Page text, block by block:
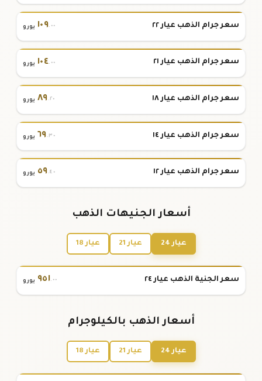
سعر جرام الذهب عيار ٢٢ ١٠٩.٠٠ يورو
سعر جرام الذهب عيار ٢١ ١٠٤.٠٠ يورو
سعر جرام الذهب عيار ١٨ ٨٩.٢٠ يورو
سعر جرام الذهب عيار ١٤ ٦٩.٣٠ يورو
سعر جرام الذهب عيار ١٢ ٥٩.٤٠ يورو
أسعار الجنيهات الذهب
عيار 24 عيار 21 عيار 18
سعر الجنية الذهب عيار ٢٤ ٩٥١.٠٠ يورو
أسعار الذهب بالكيلوجرام
عيار 24 عيار 21 عيار 18